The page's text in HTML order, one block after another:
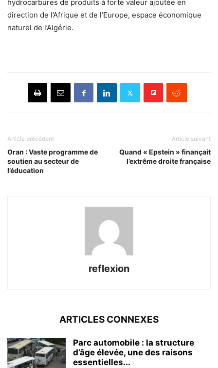
hydrocarbures de produits à forte valeur ajoutée en
direction de l’Afrique et de l’Europe, espace économique
naturel de l’Algérie.
Article précédent
Oran : Vaste programme de
soutien au secteur de
l’éducation
Article suivant
Quand « Epstein » finançait
l’extrême droite française
reflexion
ARTICLES CONNEXES
Parc automobile : la structure
d’âge élevée, une des raisons
essentielles...